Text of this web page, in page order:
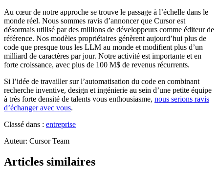
Au cœur de notre approche se trouve le passage à l’échelle dans le
monde réel. Nous sommes ravis d’annoncer que Cursor est
désormais utilisé par des millions de développeurs comme éditeur de
référence. Nos modèles propriétaires génèrent aujourd’hui plus de
code que presque tous les LLM au monde et modifient plus d’un
milliard de caractères par jour. Notre activité est importante et en
forte croissance, avec plus de 100 M$ de revenus récurrents.
Si l’idée de travailler sur l’automatisation du code en combinant
recherche inventive, design et ingénierie au sein d’une petite équipe
à très forte densité de talents vous enthousiasme, nous serions ravis
d’échanger avec vous.
Classé dans : entreprise
Auteur: Cursor Team
Articles similaires